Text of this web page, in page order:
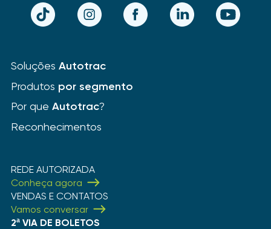
TikTok Instagram Facebook LinkedIn YouTube
Soluções Autotrac
Produtos por segmento
Por que Autotrac?
Reconhecimentos
REDE AUTORIZADA
Conheça agora
VENDAS E CONTATOS
Vamos conversar
2ª VIA DE BOLETOS